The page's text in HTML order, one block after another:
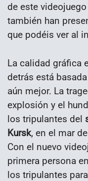
de este
también han
que podéis ver al
La calidad gráfica
detrás está
aún mejor. La
explosión y el
los tripulantes del
Kursk, en el mar
Con el nuevo
primera persona
los tripulantes